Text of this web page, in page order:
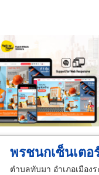
ยปลีก ผู้ผลิต
พรชนกเซ็นเตอ
ตำบลทับมา อำเภอเมือง